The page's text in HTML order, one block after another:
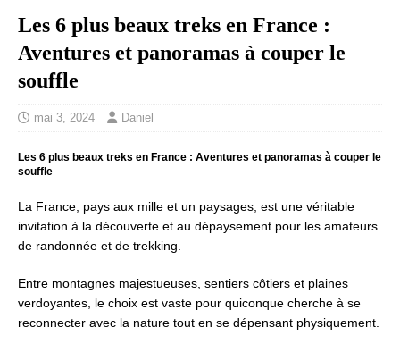
Les 6 plus beaux treks en France :
Aventures et panoramas à couper le
souffle
mai 3, 2024 Daniel
Les 6 plus beaux treks en France : Aventures et panoramas à couper le
souffle
La France, pays aux mille et un paysages, est une véritable
invitation à la découverte et au dépaysement pour les amateurs
de randonnée et de trekking.
Entre montagnes majestueuses, sentiers côtiers et plaines
verdoyantes, le choix est vaste pour quiconque cherche à se
reconnecter avec la nature tout en se dépensant physiquement.